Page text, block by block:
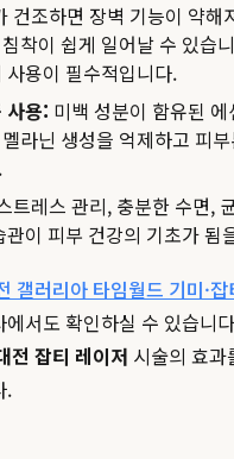
건조하면 장벽 기능이 약해
착이 쉽게 일어날 수 있습
용이 필수적입니다.
사용: 미백 성분이 함유된
라닌 생성을 억제하고 피
트레스 관리, 충분한 수면,
관이 피부 건강의 기초가 됨
갤러리아 타임월드 기미·
에서도 확인하실 수 있습니
전 잡티 레이저 시술의 효
.